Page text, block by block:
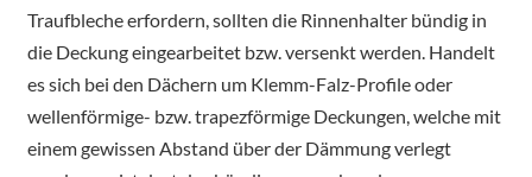
Traufbleche erfordern, sollten die Rinnenhalter bündig in
die Deckung eingearbeitet bzw. versenkt werden. Handelt
es sich bei den Dächern um Klemm-Falz-Profile oder
wellenförmige- bzw. trapezförmige Deckungen, welche mit
einem gewissen Abstand über der Dämmung verlegt